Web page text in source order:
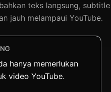
teks langsung,
jauh melampaui YouTube.
hanya memerlukan
video YouTube.